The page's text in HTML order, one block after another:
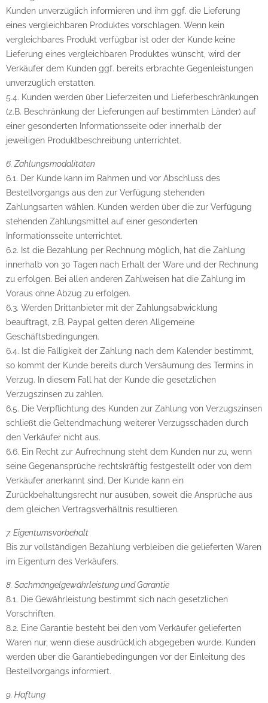
Kunden unverzüglich informieren und ihm ggf. die Lieferung
eines vergleichbaren Produktes vorschlagen. Wenn kein
vergleichbares Produkt verfügbar ist oder der Kunde keine
Lieferung eines vergleichbaren Produktes wünscht, wird der
Verkäufer dem Kunden ggf. bereits erbrachte Gegenleistungen
unverzüglich erstatten.
5.4. Kunden werden über Lieferzeiten und Lieferbeschränkungen
(z.B. Beschränkung der Lieferungen auf bestimmten Länder) auf
einer gesonderten Informationsseite oder innerhalb der
jeweiligen Produktbeschreibung unterrichtet.
6. Zahlungsmodalitäten
6.1. Der Kunde kann im Rahmen und vor Abschluss des
Bestellvorgangs aus den zur Verfügung stehenden
Zahlungsarten wählen. Kunden werden über die zur Verfügung
stehenden Zahlungsmittel auf einer gesonderten
Informationsseite unterrichtet.
6.2. Ist die Bezahlung per Rechnung möglich, hat die Zahlung
innerhalb von 30 Tagen nach Erhalt der Ware und der Rechnung
zu erfolgen. Bei allen anderen Zahlweisen hat die Zahlung im
Voraus ohne Abzug zu erfolgen.
6.3. Werden Drittanbieter mit der Zahlungsabwicklung
beauftragt, z.B. Paypal gelten deren Allgemeine
Geschäftsbedingungen.
6.4. Ist die Fälligkeit der Zahlung nach dem Kalender bestimmt,
so kommt der Kunde bereits durch Versäumung des Termins in
Verzug. In diesem Fall hat der Kunde die gesetzlichen
Verzugszinsen zu zahlen.
6.5. Die Verpflichtung des Kunden zur Zahlung von Verzugszinsen
schließt die Geltendmachung weiterer Verzugsschäden durch
den Verkäufer nicht aus.
6.6. Ein Recht zur Aufrechnung steht dem Kunden nur zu, wenn
seine Gegenansprüche rechtskräftig festgestellt oder von dem
Verkäufer anerkannt sind. Der Kunde kann ein
Zurückbehaltungsrecht nur ausüben, soweit die Ansprüche aus
dem gleichen Vertragsverhältnis resultieren.
7. Eigentumsvorbehalt
Bis zur vollständigen Bezahlung verbleiben die gelieferten Waren
im Eigentum des Verkäufers.
8. Sachmängelgewährleistung und Garantie
8.1. Die Gewährleistung bestimmt sich nach gesetzlichen
Vorschriften.
8.2. Eine Garantie besteht bei den vom Verkäufer gelieferten
Waren nur, wenn diese ausdrücklich abgegeben wurde. Kunden
werden über die Garantiebedingungen vor der Einleitung des
Bestellvorgangs informiert.
9. Haftung